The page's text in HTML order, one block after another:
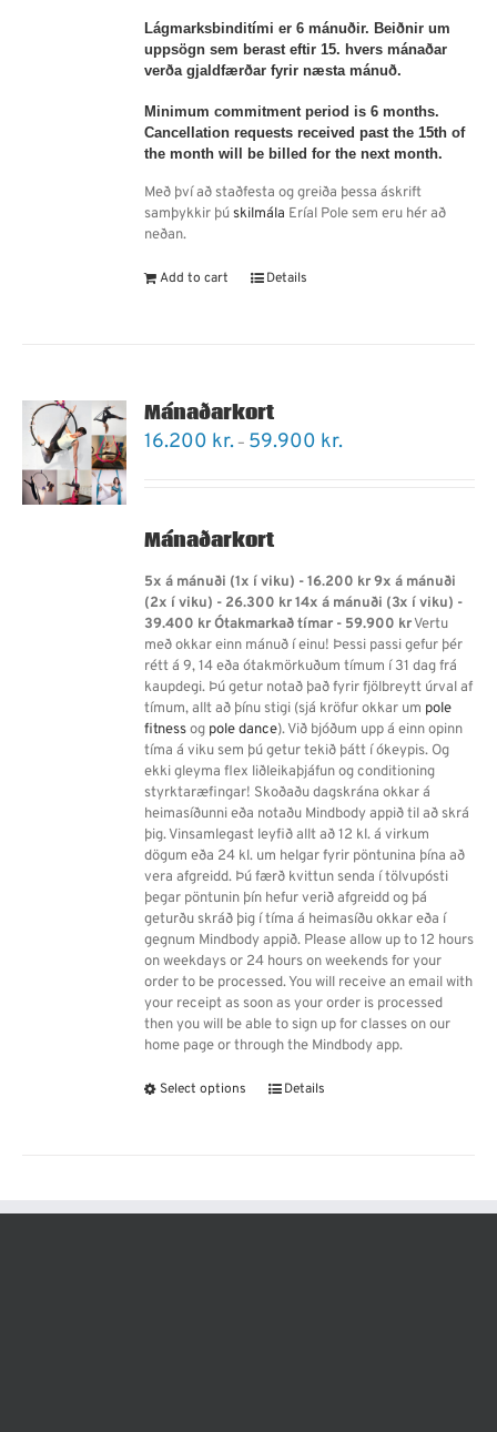
Lágmarksbinditími er 6 mánuðir. Beiðnir um
uppsögn sem berast eftir 15. hvers mánaðar
verða gjaldfærðar fyrir næsta mánuð.
Minimum commitment period is 6 months.
Cancellation requests received past the 15th of
the month will be billed for the next month.
Með því að staðfesta og greiða þessa áskrift
samþykkir þúskilmála Eríal Pole sem eru hér að
neðan.
Add to cart Details
Mánaðarkort
16.200 kr.– 59.900 kr.
Mánaðarkort
5x á mánuði (1x í viku) - 16.200 kr9x á mánuði
(2x í viku) - 26.300 kr 14x á mánuði (3x í viku) -
39.400 kr Ótakmarkað tímar - 59.900 krVertu
með okkar einn mánuð í einu! Þessi passi gefur þér
rétt á 9, 14 eða ótakmörkuðum tímum í 31 dag frá
kaupdegi. Þú getur notað það fyrir fjölbreytt úrval af
tímum, allt að þínu stigi (sjá kröfur okkar um pole
fitnessog pole dance). Við bjóðum upp á einn opinn
tíma á viku sem þú getur tekið þátt í ókeypis. Og
ekki gleyma flex liðleikaþjáfun og conditioning
styrktaræfingar! Skoðaðu dagskrána okkar á
heimasíðunni eða notaðu Mindbody appið til að skrá
þig. Vinsamlegast leyfið allt að 12 kl. á virkum
dögum eða 24 kl. um helgar fyrir pöntunina þína að
vera afgreidd. Þú færð kvittun senda í tölvupósti
þegar pöntunin þín hefur verið afgreidd og þá
geturðu skráð þig í tíma á heimasíðu okkar eða í
gegnum Mindbody appið. Please allow up to 12 hours
on weekdays or 24 hours on weekends for your
order to be processed. You will receive an email with
your receipt as soon as your order is processed
then you will be able to sign up for classes on our
home page or through the Mindbody app.
Select options Details